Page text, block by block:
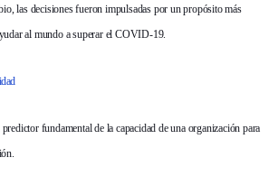
las decisiones fueron impulsadas por un propósito más
al mundo a superar el COVID-19.
fundamental de la capacidad de una organización para